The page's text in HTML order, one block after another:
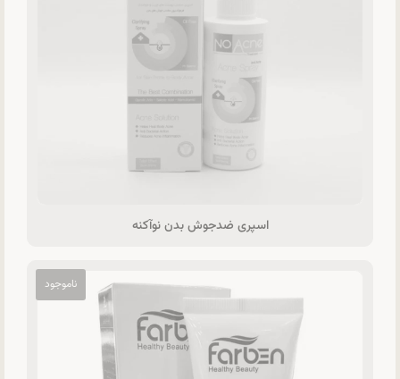
اسپری ضدجوش بدن نوآکنه